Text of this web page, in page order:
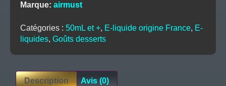
50ml
Airmust
Marque: airmust
Catégories : 50mL et +, E-liquide origine France, E-
liquides, Goûts desserts
Description Avis (0)